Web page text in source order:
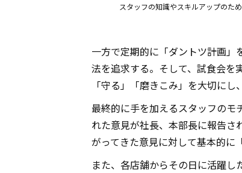
スタッフの知識やスキルアップのた
一方で定期的に「ダントツ計画
法を追求する。そして、試食会を
「守る」「磨きこみ」を大切に
最終的に手を加えるスタッフのモ
れた意見が社長、本部長に報告
がってきた意見に対して基本的に
また、各店舗からその日に活躍